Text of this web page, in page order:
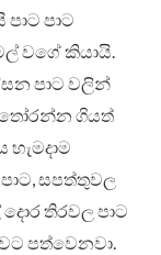
පාට
වගේ කියායි.
පාට වලින්
ගියත්
සපත්තුවල
තිරවල පාට
පත්වෙනවා.